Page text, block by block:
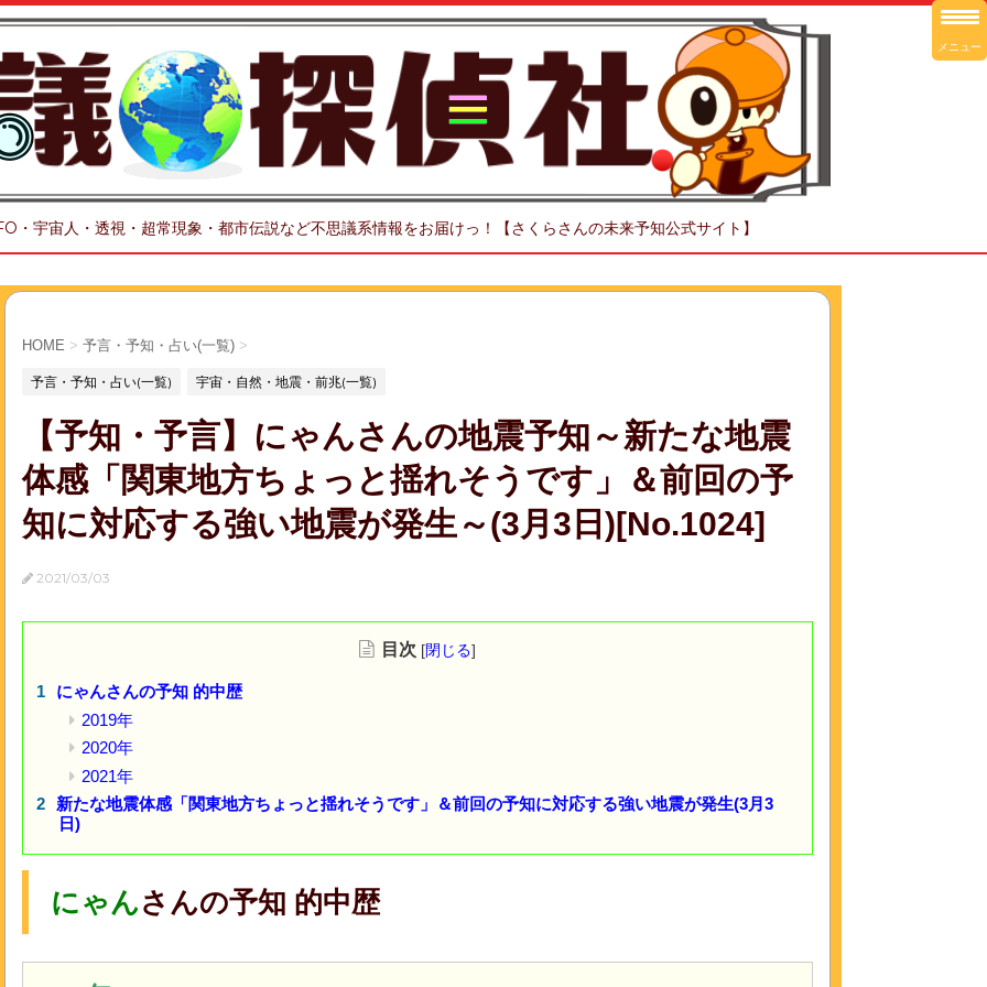
・宇宙人・透視・超常現象・都市伝説など不思議系情報をお届けっ！【さくらさんの未来予知公式サイト】
HOME > 予言・予知・占い(一覧) >
予言・予知・占い(一覧) 宇宙・自然・地震・前兆(一覧)
【予知・予言】にゃんさんの地震予知～新たな地震
体感「関東地方ちょっと揺れそうです」＆前回の予
知に対応する強い地震が発生～(3月3日)[No.1024]
2021/03/03
目次 [閉じる]
にゃんさんの予知 的中歴
2019年
2020年
2021年
新たな地震体感「関東地方ちょっと揺れそうです」＆前回の予知に対応する強い地震が発生(3月3
日)
にゃんさんの予知 的中歴
メニュー